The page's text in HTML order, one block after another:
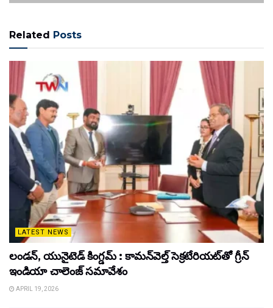
Related Posts
LATEST NEWS
లండన్, యునైటెడ్ కింగ్డమ్ : కామన్‌వెల్త్ సెక్రటేరియట్‌తో గ్రీన్
ఇండియా చాలెంజ్ సమావేశం
APRIL 19, 2026